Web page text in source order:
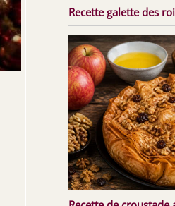
Recette galette des